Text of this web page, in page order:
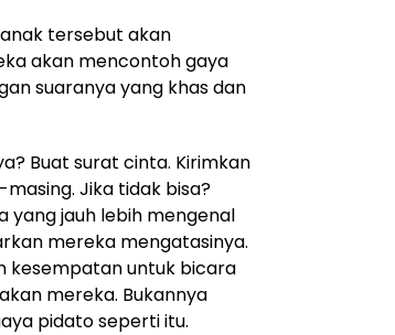
tersebut akan
akan mencontoh gaya
suaranya yang khas dan
Buat surat cinta. Kirimkan
Jika tidak bisa?
yang jauh lebih mengenal
mereka mengatasinya.
kesempatan untuk bicara
mereka. Bukannya
pidato seperti itu.